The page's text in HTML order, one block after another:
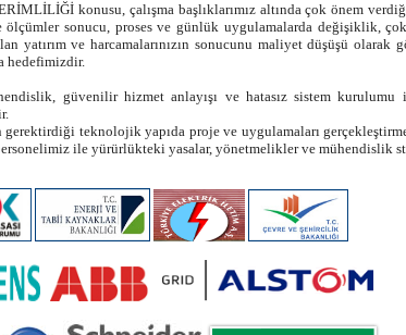
konusu, çalışma başlıklarımız altında çok önem
ölçümler sonucu, proses ve günlük uygulamalarda değişiklik,
yatırım ve harcamalarınızın sonucunu maliyet düşüşü olarak
hedefimizdir.
güvenilir hizmet anlayışı ve hatasız sistem kurulumu
gerektirdiği teknolojik yapıda proje ve uygulamaları
ile yürürlükteki yasalar, yönetmelikler ve mühendislik